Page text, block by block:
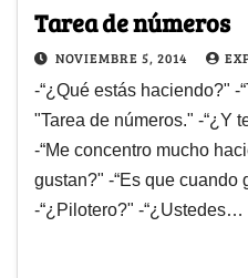
Tarea de números
NOVIEMBRE 5, 2014
-“¿Qué estás haciendo?" -
"Tarea de números." -“¿Y
-“Me concentro mucho
gustan?" -“Es que cuando
-“¿Pilotero?" -“¿Ustedes…